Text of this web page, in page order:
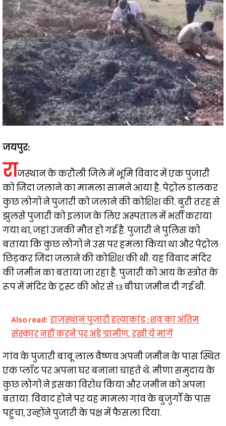
जयपुर:
राजस्थान के करौली जिले में भूमि विवाद में एक पुजारी
को जिंदा जलाने का मामला सामने आया है. पेट्रोल डालकर
कुछ लोगों ने पुजारी को जलाने की कोशिश की. बुरी तरह से
झुलसे पुजारी को इलाज के लिए अस्पताल में भर्ती कराया
गया था, जहां उनकी मौत हो गई है. पुजारी ने पुलिस को
बताया कि कुछ लोगों ने उस पर हमला किया था और पेट्रोल
छिड़कर जिंदा जलाने की कोशिश की थी. यह विवाद मंदिर
की जमीन का बताया जा रहा है. पुजारी को आय के स्त्रोत के
रूप में मंदिर के ट्रस्ट की ओर से 13 बीघा जमीन दी गई थी.
Also read: राजस्थान पुजारी हत्याकांड : शव का अंतिम
संस्कार नहीं करने पर अड़े ग्रामीण, रखी ये मांगें
गांव के पुजारी बाबू लाल वैष्णव अपनी जमीन के पास स्थित
एक प्लॉट पर अपना घर बनाना चाहते थे. मीणा समुदाय के
कुछ लोगों ने इसका विरोध किया और जमीन को अपना
बताया. विवाद होने पर यह मामला गांव के बुजुर्गों के पास
पहुंचा, उन्होंने पुजारी के पक्ष में फैसला दिया.